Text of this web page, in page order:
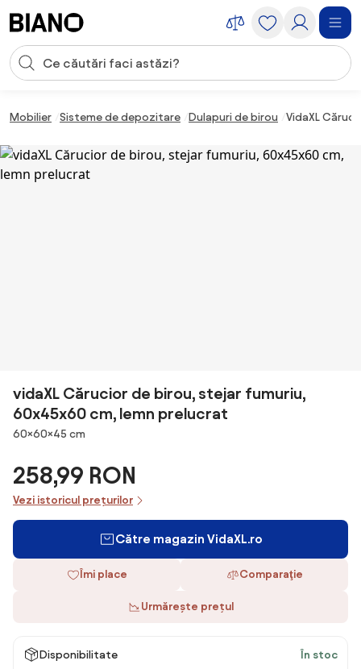
Introducerea căutării
Mobilier Sisteme de depozitare Dulapuri de birou VidaXL
vidaXL Cărucior de birou, stejar fumuriu,
60x45x60 cm, lemn prelucrat
Dimensiuni
60×60×45 cm
258,99 RON
Vezi istoricul prețurilor
Către magazin VidaXL.ro
Îmi place Comparaţie
Urmărește prețul
Disponibilitate În stoc